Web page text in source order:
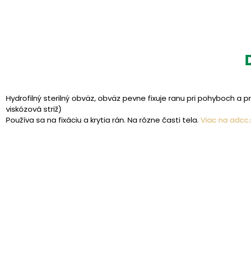
Hydrofilný sterilný obväz, obväz pevne fixuje ranu pri pohyboch a
viskózová striž)
Používa sa na fixáciu a krytia rán. Na rôzne časti tela. Viac na